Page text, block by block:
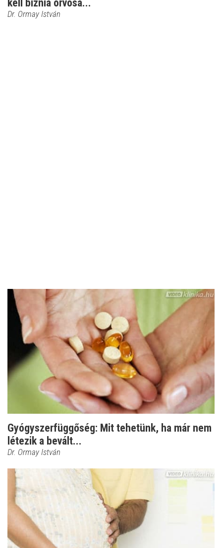
kell bíznia orvosá...
Dr. Ormay István
Gyógyszerfüggőség: Mit tehetünk, ha már nem
létezik a bevált...
Dr. Ormay István